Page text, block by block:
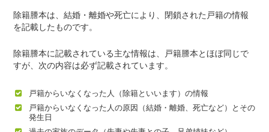
除籍謄本は、結婚・離婚や死亡により、閉鎖された戸籍の情報
を記載したものです。
除籍謄本に記載されている主な情報は、戸籍謄本とほぼ同じで
すが、次の内容は必ず記載されています。
戸籍からいなくなった人（除籍といいます）の情報
戸籍からいなくなった人の原因（結婚・離婚、死亡など）とその
発生日